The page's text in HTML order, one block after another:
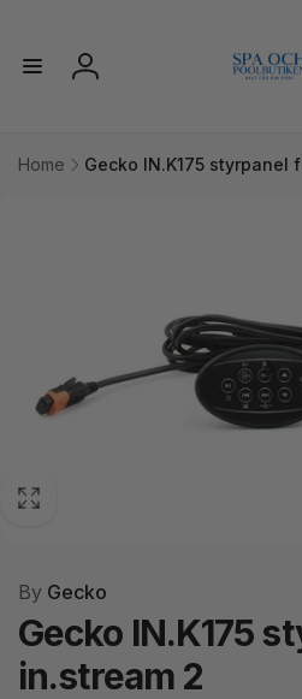
innehåll
Logga
Home
Gecko IN.K175 styrpanel
By Gecko
Gecko IN.K175
in.stream 2